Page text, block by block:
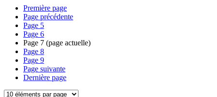
Première page
Page précédente
Page 5
Page 6
Page 7 (page actuelle)
Page 8
Page 9
Page suivante
Dernière page